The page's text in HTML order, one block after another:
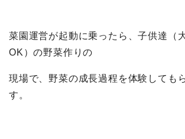
菜園運営が起動に乗ったら、子供達（
OK）の野菜作りの
現場で、野菜の成長過程を体験しても
す。